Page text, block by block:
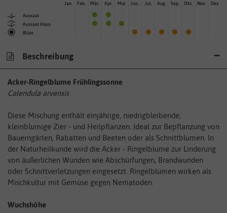
Aussaat
Aussaat Haus
Blüte
Jan. Feb. Mär. Apr. Mai Jun. Jul. Aug. Sep. Okt. Nov. Dez.
Beschreibung
Acker-Ringelblume Frühlingssonne
Calendula arvensis
Diese Mischung enthält einjährige, niedrigbleibende,
kleinblumige Zier - und Heilpflanzen. Ideal zur Bepflanzung von
Bauerngärten, Rabatten und Beeten oder als Schnittblumen. In
der Naturheilkunde wird die Acker - Ringelblume zur Linderung
von äußerlichen Wunden wie Abschürfungen, Brandwunden
oder Schnittverletzungen eingesetzt. Ringelblumen wirken als
Mischkultur mit Gemüse gegen Nematoden.
Wuchshöhe